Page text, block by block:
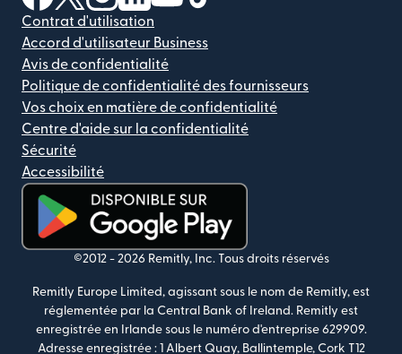
Contrat d'utilisation
Accord d'utilisateur Business
Avis de confidentialité
Politique de confidentialité des fournisseurs
Vos choix en matière de confidentialité
Centre d'aide sur la confidentialité
Sécurité
Accessibilité
(s'ouvre dans une nouvelle fenêtre)
©2012 - 2026 Remitly, Inc. Tous droits réservés
Remitly Europe Limited, agissant sous le nom de Remitly, est
réglementée par la Central Bank of Ireland. Remitly est
enregistrée en Irlande sous le numéro d'entreprise 629909.
Adresse enregistrée : 1 Albert Quay, Ballintemple, Cork T12